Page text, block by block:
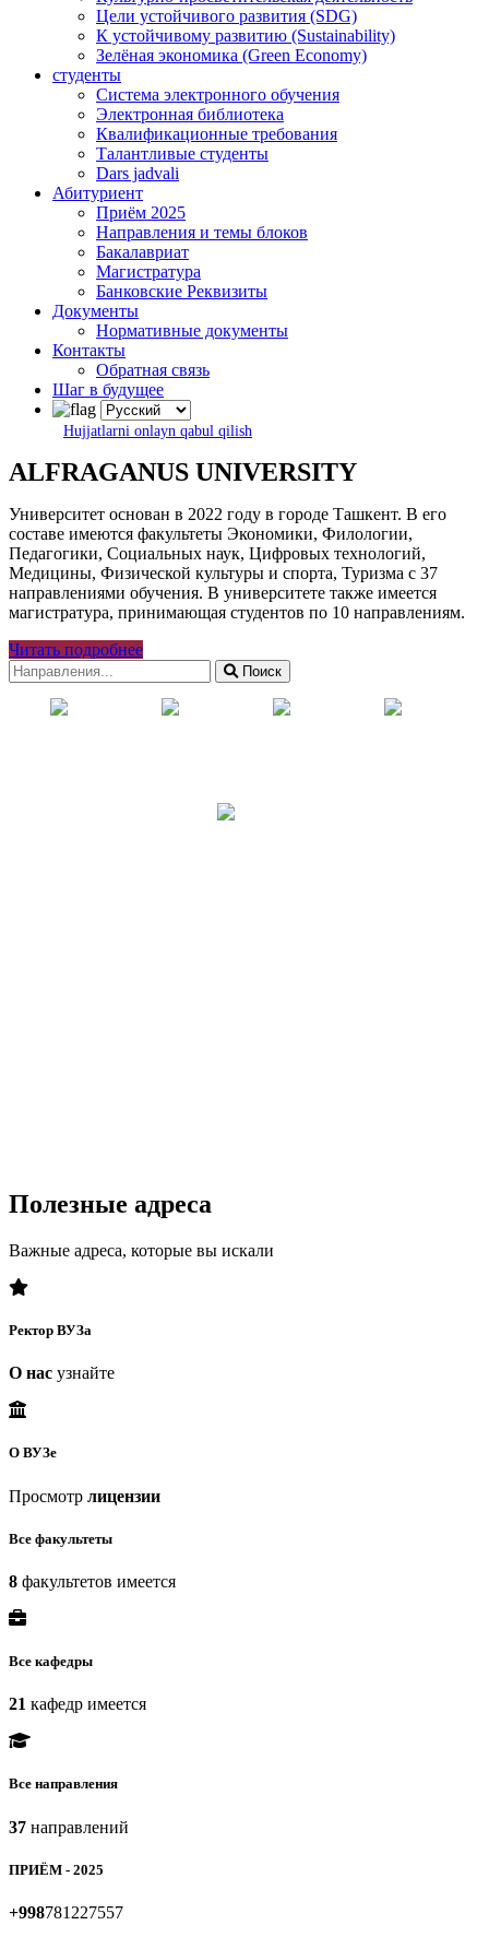
Цели устойчивого развития (SDG)
К устойчивому развитию (Sustainability)
Зелёная экономика (Green Economy)
студенты
Система электронного обучения
Электронная библиотека
Квалификационные требования
Талантливые студенты
Dars jadvali
Абитуриент
Приём 2025
Направления и темы блоков
Бакалавриат
Магистратура
Банковские Реквизиты
Документы
Нормативные документы
Контакты
Обратная связь
Шаг в будущее
Hujjatlarni onlayn qabul qilish
ALFRAGANUS UNIVERSITY
Университет основан в 2022 году в городе Ташкент. В его
составе имеются факультеты Экономики, Филологии,
Педагогики, Социальных наук, Цифровых технологий,
Медицины, Физической культуры и спорта, Туризма с 37
направлениями обучения. В университете также имеется
магистратура, принимающая студентов по 10 направлениям.
Читать подробнее
Поиск
Полезные адреса
Важные адреса, которые вы искали
Ректор ВУЗа
О нас узнайте
О ВУЗе
Просмотр лицензии
Все факультеты
8 факультетов имеется
Все кафедры
21 кафедр имеется
Все направления
37 направлений
ПРИЁМ - 2025
+998781227557